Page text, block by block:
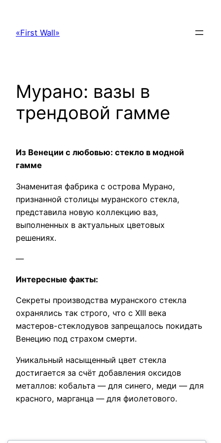
содержимому
«First Wall»
Мурано: вазы в
трендовой гамме
Из Венеции с любовью: стекло в модной
гамме
Знаменитая фабрика с острова Мурано,
признанной столицы муранского стекла,
представила новую коллекцию ваз,
выполненных в актуальных цветовых
решениях.
—
Интересные факты:
Секреты производства муранского стекла
охранялись так строго, что с XIII века
мастеров-стеклодувов запрещалось покидать
Венецию под страхом смерти.
Уникальный насыщенный цвет стекла
достигается за счёт добавления оксидов
металлов: кобальта — для синего, меди — для
красного, марганца — для фиолетового.